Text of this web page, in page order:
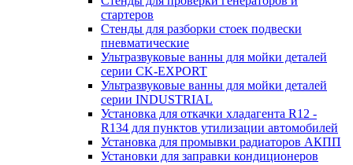
стартеров
Стенды для разборки стоек подвески
пневматические
Ультразвуковые ванны для мойки деталей
серии CK-EXPORT
Ультразвуковые ванны для мойки деталей
серии INDUSTRIAL
Установка для откачки хладагента R12 -
R134 для пунктов утилизации автомобилей
Установка для промывки радиаторов АКПП
Установки для заправки кондиционеров